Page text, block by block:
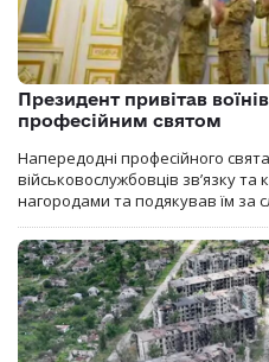
Президент привітав
професійним святом
Напередодні професійного
військовослужбовців зв’язку
нагородами та подякував їм за